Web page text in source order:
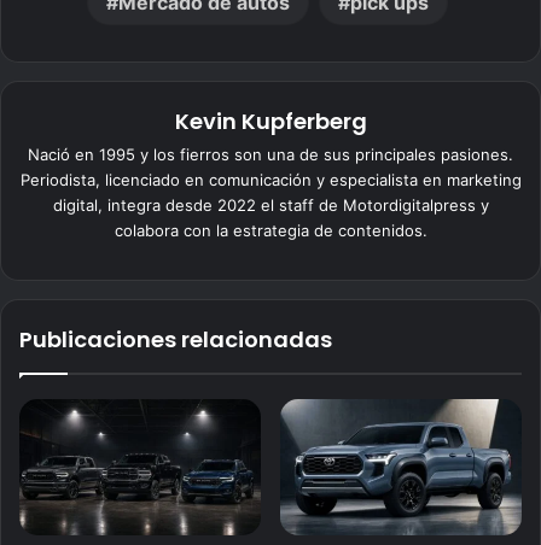
Kevin Kupferberg
Nació en 1995 y los fierros son una de sus principales pasiones.
Periodista, licenciado en comunicación y especialista en marketing
digital, integra desde 2022 el staff de Motordigitalpress y
colabora con la estrategia de contenidos.
Publicaciones relacionadas